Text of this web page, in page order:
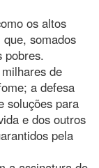
os altos
somados
pobres.
de
a defesa
soluções para
e dos outros
pela